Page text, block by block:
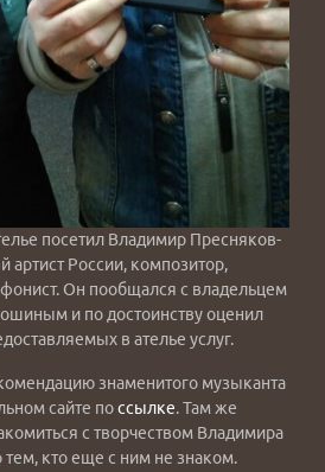
посетил Владимир Пресняков-
артист России, композитор,
Он пообщался с владельцем
и по достоинству оценил
в ателье услуг.
знаменитого музыканта
сайте поссылке. Там же
с творчеством Владимира
кто еще с ним не знаком.